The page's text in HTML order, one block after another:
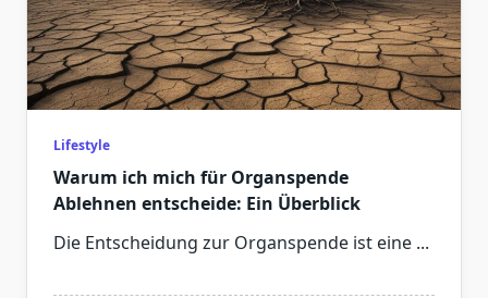
Lifestyle
Warum ich mich für Organspende
Ablehnen entscheide: Ein Überblick
Die Entscheidung zur Organspende ist eine ...